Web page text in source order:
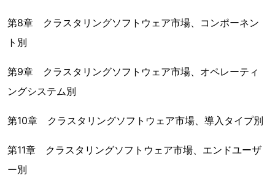
第8章 クラスタリングソフトウェア市場、コンポーネン
ト別
第9章 クラスタリングソフトウェア市場、オペレーティ
ングシステム別
第10章 クラスタリングソフトウェア市場、導入タイプ別
第11章 クラスタリングソフトウェア市場、エンドユーザ
ー別